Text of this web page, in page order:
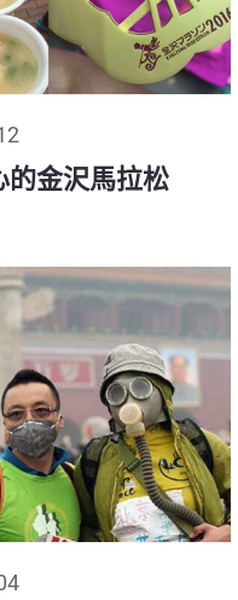
的金沢馬拉松